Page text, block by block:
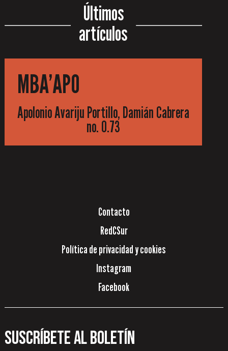
Últimos
artículos
MBA’APO
Apolonio Avariju Portillo, Damián Cabrera
no. 0.73
Contacto
RedCSur
Política de privacidad y cookies
Instagram
Facebook
Suscríbete al boletín